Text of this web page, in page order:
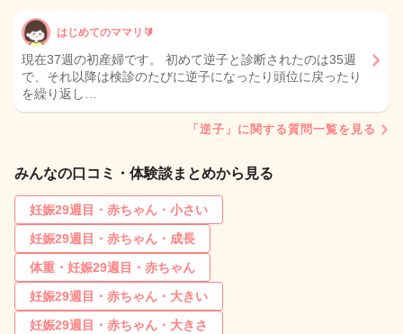
はじめてのママリ🔰
現在37週の初産婦です。 初めて逆子と診断されたのは35週
で、それ以降は検診のたびに逆子になったり頭位に戻ったり
を繰り返し…
「逆子」に関する質問一覧を見る
みんなの口コミ・体験談まとめから見る
妊娠29週目・赤ちゃん・小さい
妊娠29週目・赤ちゃん・成長
体重・妊娠29週目・赤ちゃん
妊娠29週目・赤ちゃん・大きい
妊娠29週目・赤ちゃん・大きさ